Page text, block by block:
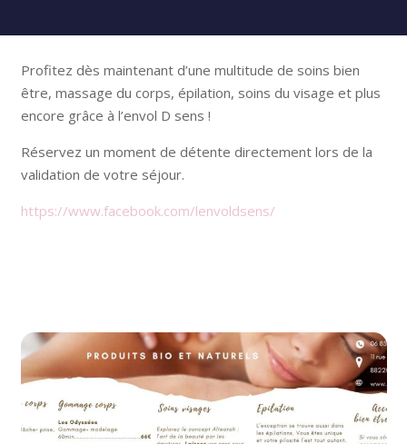
Profitez dès maintenant d’une multitude de soins bien
être, massage du corps, épilation, soins du visage et plus
encore grâce à l’envol D sens !
Réservez un moment de détente directement lors de la
validation de votre séjour.
https://www.facebook.com/lenvoldsens/